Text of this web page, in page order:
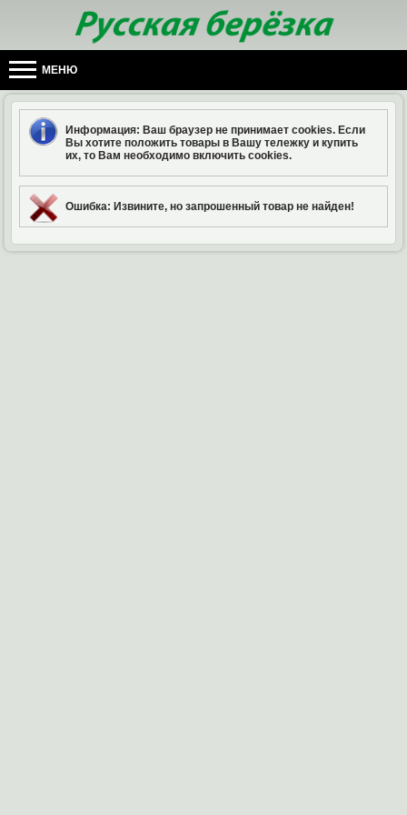
МЕНЮ
Информация: Ваш браузер не принимает cookies. Если
Вы хотите положить товары в Вашу тележку и купить
их, то Вам необходимо включить cookies.
Ошибка: Извините, но запрошенный товар не найден!